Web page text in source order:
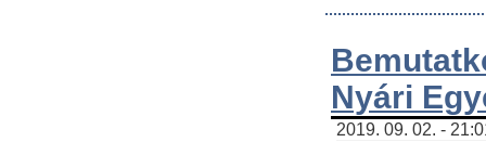
Nyári
2019. 09. 02. -